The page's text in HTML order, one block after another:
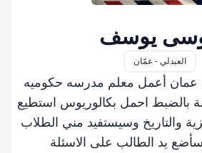
يوسف
العبدلي - عمّان
عمان أعمل معلم مدرسه حكوميه
بالضبط احمل بكالوريوس استطيع
والتاريخ وسيستفيد مني الطلاب
يد الطالب على الاسئلة